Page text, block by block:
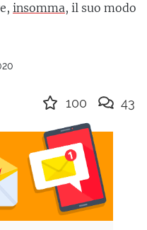
insomma, il suo modo
100 43